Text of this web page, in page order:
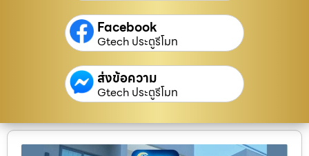
Facebook
Gtech ประตูรีโมท
ส่งข้อความ
Gtech ประตูรีโมท